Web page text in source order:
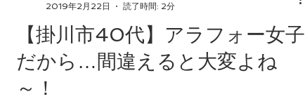
【掛川市40代】アラフォー女子
だから…間違えると大変よね
～！
2019年2月22日
読了時間: 2分